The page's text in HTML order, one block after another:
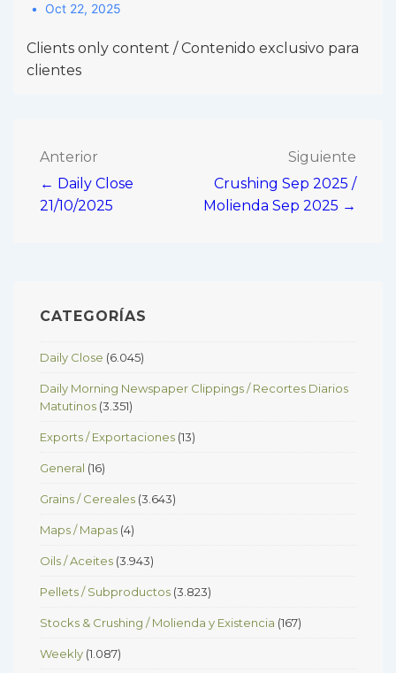
Oct 22, 2025
Clients only content / Contenido exclusivo para
clientes
Navegación
de
Anterior
← Daily Close
21/10/2025
Siguiente
Crushing Sep 2025 /
Molienda Sep 2025 →
CATEGORÍAS
Daily Close (6.045)
Daily Morning Newspaper Clippings / Recortes Diarios
Matutinos (3.351)
Exports / Exportaciones (13)
General (16)
Grains / Cereales (3.643)
Maps / Mapas (4)
Oils / Aceites (3.943)
Pellets / Subproductos (3.823)
Stocks & Crushing / Molienda y Existencia (167)
Weekly (1.087)